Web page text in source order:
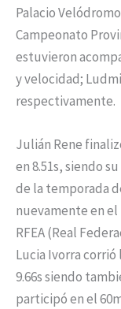
Palacio
Campeonato
estuvieron
y velocidad;
respectivamente.
Julián Rene
en 8.51s, siendo
de la temporada
nuevamente en
RFEA (Real
Lucia Ivorra corrió
9.66s siendo
participó en el